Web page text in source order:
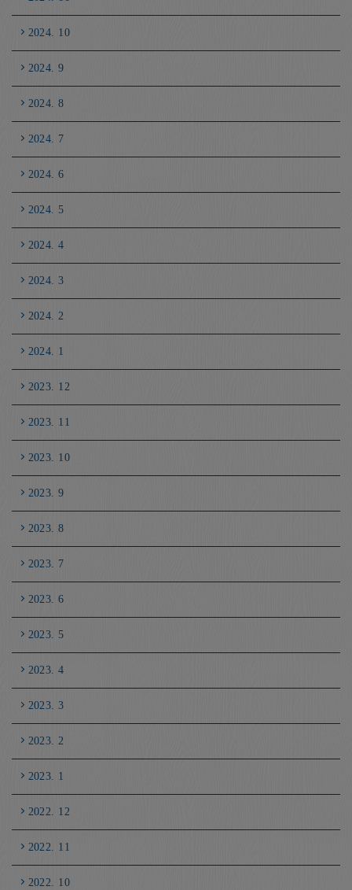
2024. 10
2024. 9
2024. 8
2024. 7
2024. 6
2024. 5
2024. 4
2024. 3
2024. 2
2024. 1
2023. 12
2023. 11
2023. 10
2023. 9
2023. 8
2023. 7
2023. 6
2023. 5
2023. 4
2023. 3
2023. 2
2023. 1
2022. 12
2022. 11
2022. 10